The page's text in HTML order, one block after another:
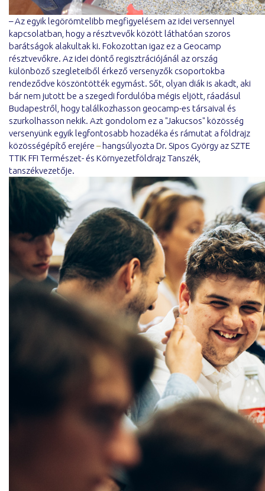
– Az egyik legörömtelibb megfigyelésem az idei versennyel
kapcsolatban, hogy a résztvevők között láthatóan szoros
barátságok alakultak ki. Fokozottan igaz ez a Geocamp
résztvevőkre. Az idei döntő regisztrációjánál az ország
különböző szegleteiből érkező versenyzők csoportokba
rendeződve köszöntötték egymást. Sőt, olyan diák is akadt, aki
bár nem jutott be a szegedi fordulóba mégis eljött, ráadásul
Budapestről, hogy találkozhasson geocamp-es társaival és
szurkolhasson nekik. Azt gondolom ez a "Jakucsos" közösség
versenyünk egyik legfontosabb hozadéka és rámutat a földrajz
közösségépítő erejére –hangsúlyozta Dr. Sipos György az SZTE
TTIK FFI Természet- és Környezetföldrajz Tanszék,
tanszékvezetője.